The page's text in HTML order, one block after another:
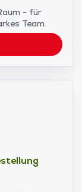
- für
Team.